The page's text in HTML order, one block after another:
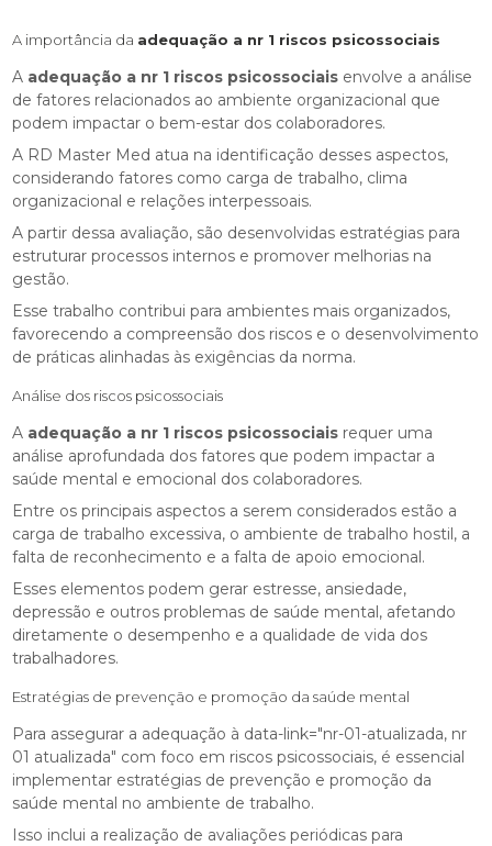
A importância da adequação a nr 1 riscos psicossociais
A adequação a nr 1 riscos psicossociais envolve a análise
de fatores relacionados ao ambiente organizacional que
podem impactar o bem-estar dos colaboradores.
A RD Master Med atua na identificação desses aspectos,
considerando fatores como carga de trabalho, clima
organizacional e relações interpessoais.
A partir dessa avaliação, são desenvolvidas estratégias para
estruturar processos internos e promover melhorias na
gestão.
Esse trabalho contribui para ambientes mais organizados,
favorecendo a compreensão dos riscos e o desenvolvimento
de práticas alinhadas às exigências da norma.
Análise dos riscos psicossociais
A adequação a nr 1 riscos psicossociais requer uma
análise aprofundada dos fatores que podem impactar a
saúde mental e emocional dos colaboradores.
Entre os principais aspectos a serem considerados estão a
carga de trabalho excessiva, o ambiente de trabalho hostil, a
falta de reconhecimento e a falta de apoio emocional.
Esses elementos podem gerar estresse, ansiedade,
depressão e outros problemas de saúde mental, afetando
diretamente o desempenho e a qualidade de vida dos
trabalhadores.
Estratégias de prevenção e promoção da saúde mental
Para assegurar a adequação à data-link="nr-01-atualizada, nr
01 atualizada" com foco em riscos psicossociais, é essencial
implementar estratégias de prevenção e promoção da
saúde mental no ambiente de trabalho.
Isso inclui a realização de avaliações periódicas para